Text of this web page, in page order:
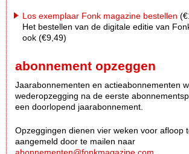
Los exemplaar Fonk magazine bestellen
Het bestellen van de digitale editie van
ook (€9,49)
abonnement opzeggen
Jaarabonnementen en actieabonnementen
wederopzegging na de eerste
een doorlopend jaarabonnement.
Opzeggingen dienen vier weken voor afloop
aangemeld door te mailen naar